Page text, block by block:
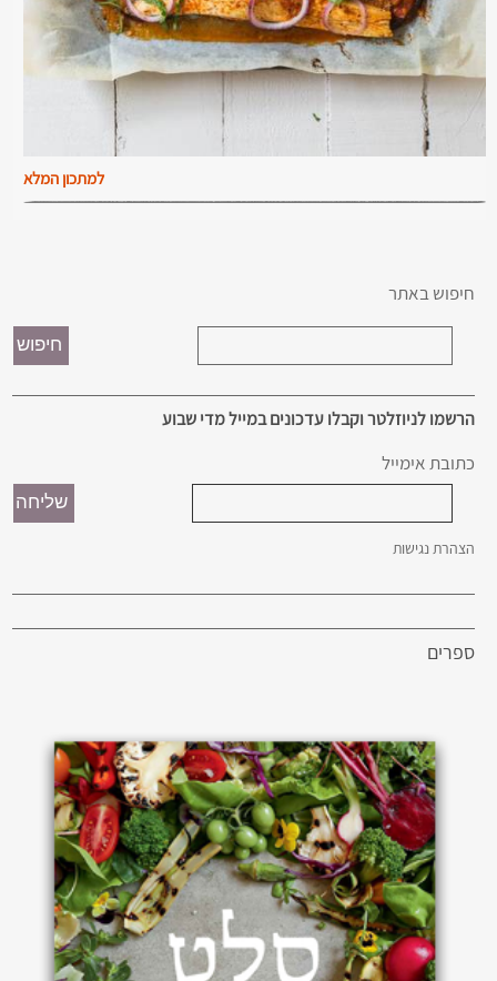
למתכון המלא
חיפוש באתר
הרשמו לניוזלטר וקבלו עדכונים במייל מדי שבוע
כתובת אימייל
הצהרת נגישות
ספרים